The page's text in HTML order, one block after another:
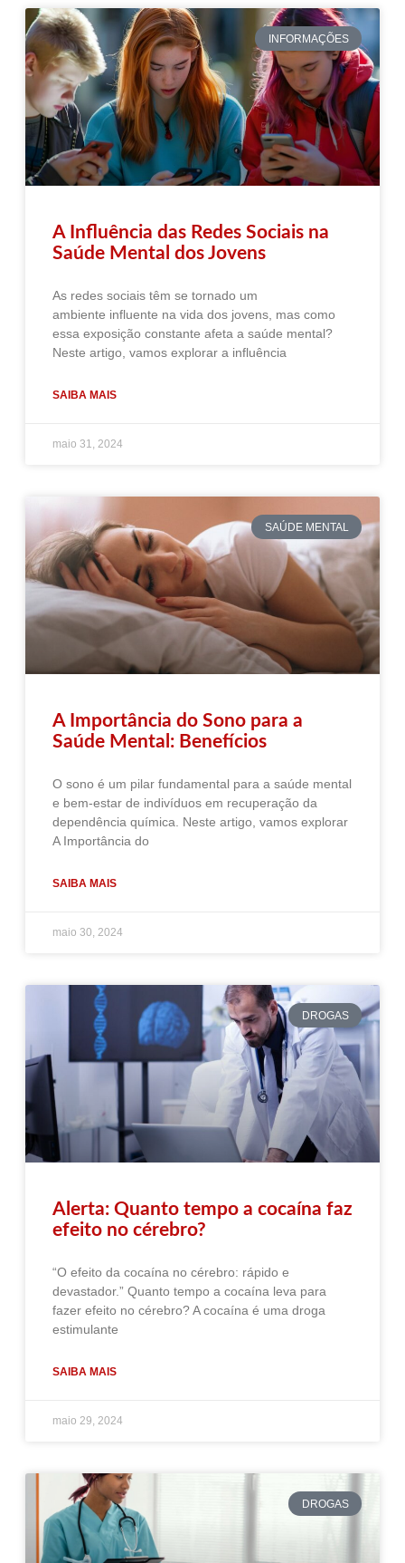
INFORMAÇÕES
A Influência das Redes Sociais na
Saúde Mental dos Jovens
As redes sociais têm se tornado um
ambiente influente na vida dos jovens, mas como
essa exposição constante afeta a saúde mental?
Neste artigo, vamos explorar a influência
SAIBA MAIS
maio 31, 2024
SAÚDE MENTAL
A Importância do Sono para a
Saúde Mental: Benefícios
O sono é um pilar fundamental para a saúde mental
e bem-estar de indivíduos em recuperação da
dependência química. Neste artigo, vamos explorar
A Importância do
SAIBA MAIS
maio 30, 2024
DROGAS
Alerta: Quanto tempo a cocaína faz
efeito no cérebro?
“O efeito da cocaína no cérebro: rápido e
devastador.” Quanto tempo a cocaína leva para
fazer efeito no cérebro? A cocaína é uma droga
estimulante
SAIBA MAIS
maio 29, 2024
DROGAS